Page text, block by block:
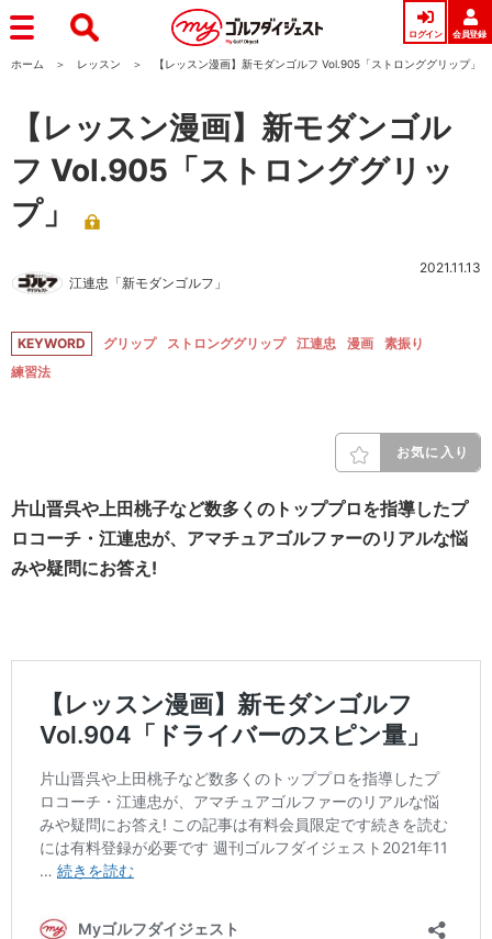
ログイン 会員登録
ホーム レッスン 【レッスン漫画】新モダンゴルフ Vol.905「ストロンググリップ」
【レッスン漫画】新モダンゴル
フ Vol.905「ストロンググリッ
プ」
江連忠「新モダンゴルフ」
2021.11.13
KEYWORD グリップ ストロンググリップ 江連忠 漫画
素振り
練習法
お気に入り
片山晋呉や上田桃子など数多くのトッププロを指導したプ
ロコーチ・江連忠が、アマチュアゴルファーのリアルな悩
みや疑問にお答え!